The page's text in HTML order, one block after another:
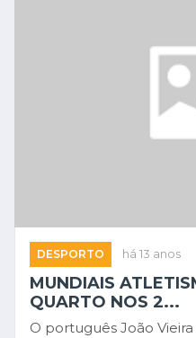
DESPORTO há 13 anos
MUNDIAIS
QUARTO NOS 2...
O português João